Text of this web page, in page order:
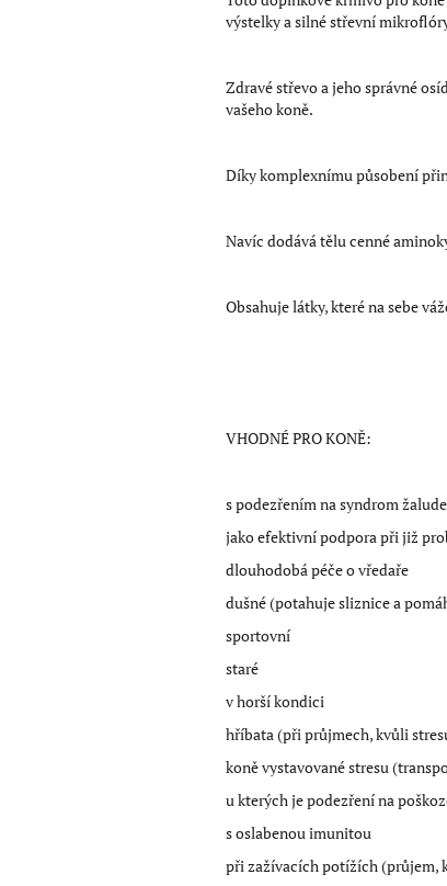
výstelky a silné střevní
Zdravé střevo a jeho správné
vašeho koně.
Díky komplexnímu působení
Navíc dodává tělu cenné
Obsahuje látky, které na sebe
VHODNÉ PRO KONĚ:
s podezřením na syndrom
jako efektivní podpora při již
dlouhodobá péče o vředaře
dušné (potahuje sliznice a
sportovní
staré
v horší kondici
hříbata (při průjmech, kvůli
koně vystavované stresu
u kterých je podezření na
s oslabenou imunitou
při zažívacích potížích (průjem,